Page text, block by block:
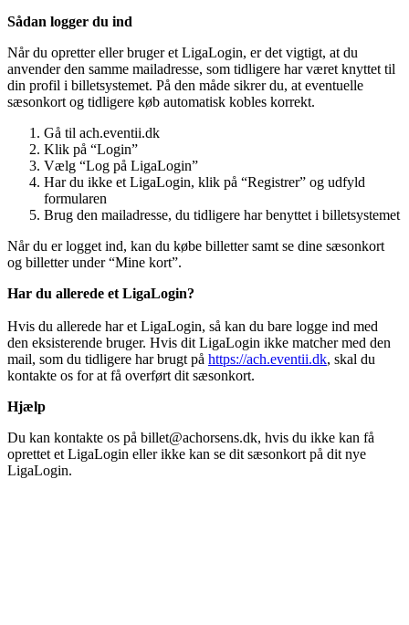
Sådan logger du ind
Når du opretter eller bruger et LigaLogin, er det vigtigt, at du
anvender den samme mailadresse, som tidligere har været knyttet til
din profil i billetsystemet. På den måde sikrer du, at eventuelle
sæsonkort og tidligere køb automatisk kobles korrekt.
Gå til ach.eventii.dk
Klik på “Login”
Vælg “Log på LigaLogin”
Har du ikke et LigaLogin, klik på “Registrer” og udfyld
formularen
Brug den mailadresse, du tidligere har benyttet i billetsystemet
Når du er logget ind, kan du købe billetter samt se dine sæsonkort
og billetter under “Mine kort”.
Har du allerede et LigaLogin?
Hvis du allerede har et LigaLogin, så kan du bare logge ind med
den eksisterende bruger. Hvis dit LigaLogin ikke matcher med den
mail, som du tidligere har brugt på https://ach.eventii.dk, skal du
kontakte os for at få overført dit sæsonkort.
Hjælp
Du kan kontakte os på billet@achorsens.dk, hvis du ikke kan få
oprettet et LigaLogin eller ikke kan se dit sæsonkort på dit nye
LigaLogin.